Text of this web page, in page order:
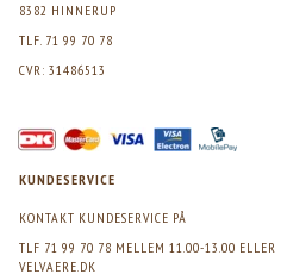
8382 HINNERUP
TLF. 71 99 70 78
CVR: 31486513
KUNDESERVICE
KONTAKT KUNDESERVICE PÅ
TLF 71 99 70 78 MELLEM 11.00-13.00 ELLER
VELVAERE.DK